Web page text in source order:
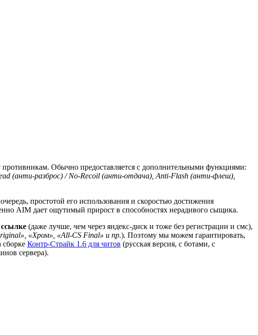
противникам. Обычно предоставляется с дополнительными функциями:
(анти-разброс) / No-Recoil (анти-отдача), Anti-Flash (анти-флеш),
простотой его использования и скоростью достижения
AIM дает ощутимый прирост в способностях нерадивого сыщика.
(даже лучше, чем через яндекс-диск и тоже без регистрации и смс),
«Хром», «All-CS Final» и пр.). Поэтому мы можем гарантировать,
сборке Контр-Страйк 1.6 для читов (русская версия, с ботами, с
сервера).